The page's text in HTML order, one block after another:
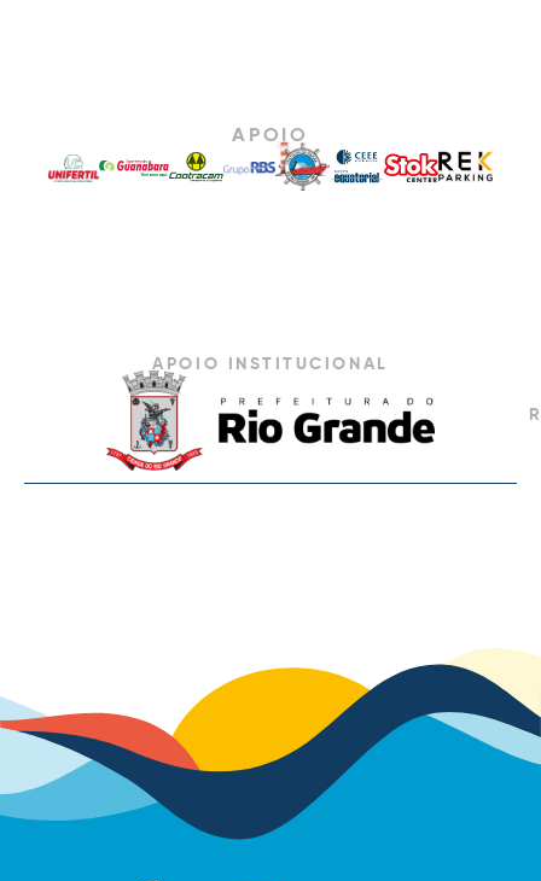
APOIO
APOIO INSTITUCIONAL